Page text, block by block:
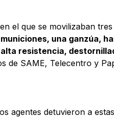
el que se movilizaban
una ganzúa,
resistencia,
de SAME, Telecentro y
agentes detuvieron a